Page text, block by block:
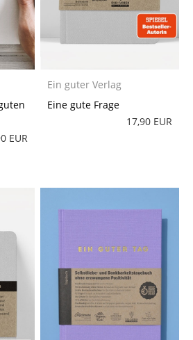
EUR
Ein guter Verlag
Eine gute Frage
17,90 EUR